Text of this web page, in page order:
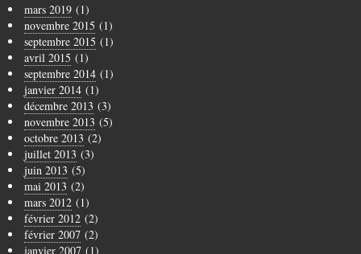
mars 2019 (1)
novembre 2015 (1)
septembre 2015 (1)
avril 2015 (1)
septembre 2014 (1)
janvier 2014 (1)
décembre 2013 (3)
novembre 2013 (5)
octobre 2013 (2)
juillet 2013 (3)
juin 2013 (5)
mai 2013 (2)
mars 2012 (1)
février 2012 (2)
février 2007 (2)
janvier 2007 (1)